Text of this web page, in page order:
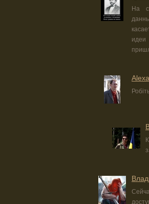
На
идеи